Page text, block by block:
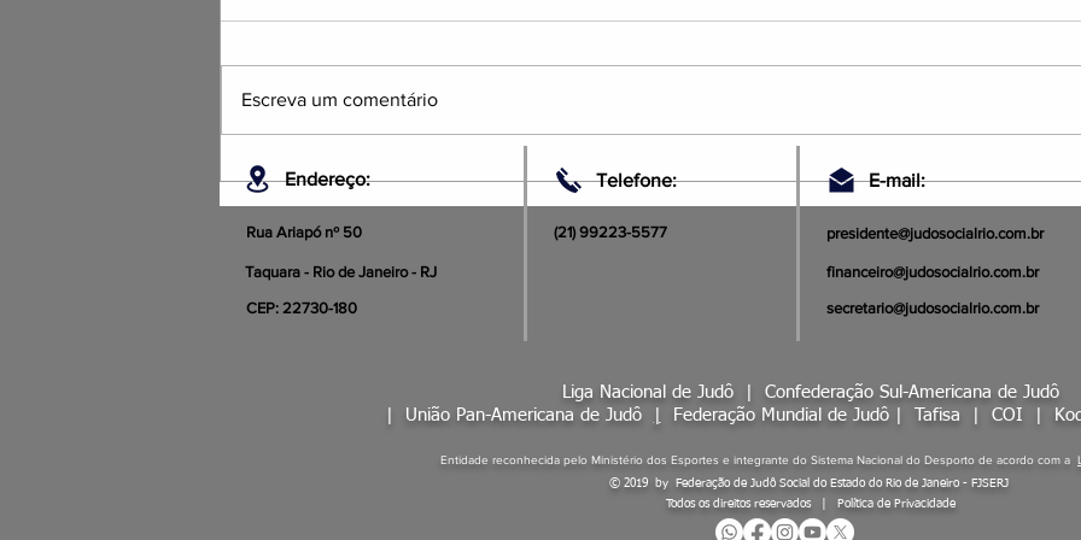
Judô Social Rio: Soldados da
Ética e da Verdade
Escreva um comentário
Endereço:
Rua Ariapó nº 50
Taquara - Rio de Janeiro - RJ
CEP: 22730-180
Telefone:
(21) 99223-5577
E-mail:
presidente@judosocialrio.com.br
financeiro@judosocialrio.com.br
secretario@judosocialrio.com.br
Liga Nacional de Judô | Confederação Sul-Americana de Judô
União Pan-Americana de Judô Federação Mundial de Judô| Tafisa COI
Entidade reconhecida pelo Ministério dos Esportes e integrante do Sistema Nacional do Desporto de acordo com a
© 2019 by Federação de Judô Social do Estado do Rio de Janeiro - FJSERJ
Todos os direitos reservados | Política de Privacidade